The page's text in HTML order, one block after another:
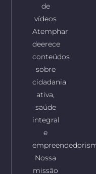
de
vídeos
Atemphar
deerece
conteúdos
sobre
cidadania
ativa,
saúde
integral
e
Nossa
missão